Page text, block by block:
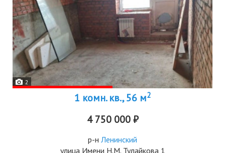
2
1 комн. кв., 56 м2
4 750 000 ₽
р-н Ленинский
улица Имени Н.М. Тулайкова 1